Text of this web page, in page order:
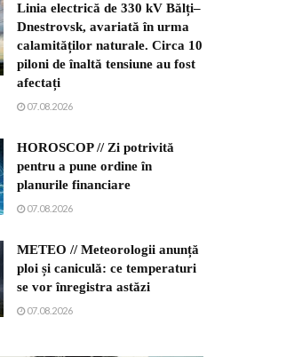
Linia electrică de 330 kV Bălți–
Dnestrovsk, avariată în urma
calamităților naturale. Circa 10
piloni de înaltă tensiune au fost
afectați
07.08.2026
HOROSCOP // Zi potrivită
pentru a pune ordine în
planurile financiare
07.08.2026
METEO // Meteorologii anunță
ploi și caniculă: ce temperaturi
se vor înregistra astăzi
07.08.2026